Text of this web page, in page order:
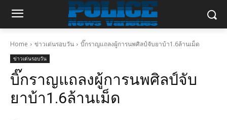
Home ข่าวเด่นรอบวัน บิ๊กราญแถลงผู้การนพศิลป์จับยาบ้า1.6ล้านเม็ด
ข่าวเด่นรอบวัน
บิ๊กราญแถลงผู้การนพศิลป์จับ
ยาบ้า1.6ล้านเม็ด